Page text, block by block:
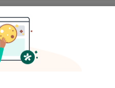
spolupráci v roce 2021.
roku dojde k jistým